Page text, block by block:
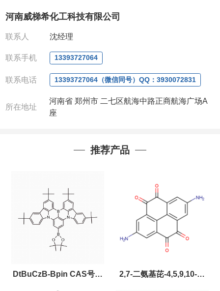
全额退款,并承担所有运费。
:0371-63377391/13393727064
QQ:3930072831
微信 :13393727064
联系人: 沈晓东(欢迎致电
河南威梯希化工科技有限公司
联系人 沈经理
联系手机 13393727064
联系电话 13393727064（微信同号）QQ：3930072831
所在地址
河南省 郑州市 二七区航海中路正商航海广场A
座
推荐产品
DtBuCzB-Bpin CAS号： 2,7-二氨基芘-4,5,9,10-四